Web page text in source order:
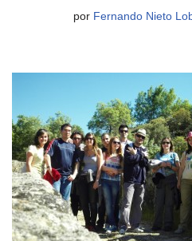
por Fernando Nieto